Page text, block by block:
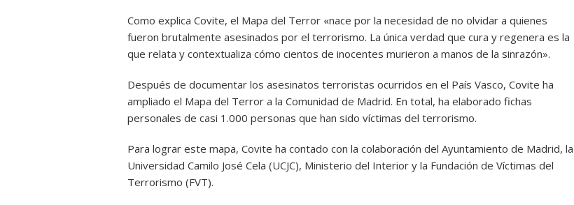
Como explica Covite, el Mapa del Terror «nace por la necesidad de no olvidar a quienes
fueron brutalmente asesinados por el terrorismo. La única verdad que cura y regenera es la
que relata y contextualiza cómo cientos de inocentes murieron a manos de la sinrazón».
Después de documentar los asesinatos terroristas ocurridos en el País Vasco, Covite ha
ampliado el Mapa del Terror a la Comunidad de Madrid. En total, ha elaborado fichas
personales de casi 1.000 personas que han sido víctimas del terrorismo.
Para lograr este mapa, Covite ha contado con la colaboración del Ayuntamiento de Madrid, la
Universidad Camilo José Cela (UCJC), Ministerio del Interior y la Fundación de Víctimas del
Terrorismo (FVT).